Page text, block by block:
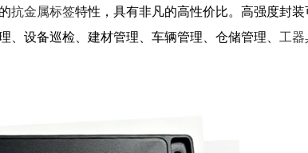
抗金属标签特性，具有非凡的高性价比。高强度封
设备巡检、建材管理、车辆管理、仓储管理、 工器